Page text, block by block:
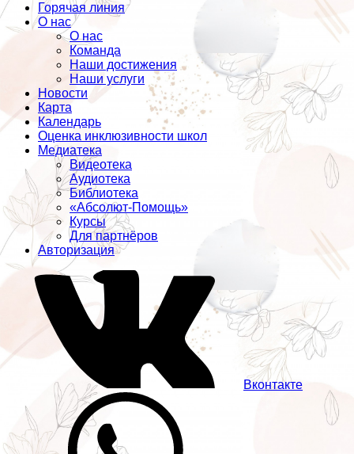
Горячая линия
О нас
О нас
Команда
Наши достижения
Наши услуги
Новости
Карта
Календарь
Оценка инклюзивности школ
Медиатека
Видеотека
Аудиотека
Библиотека
«Абсолют-Помощь»
Курсы
Для партнёров
Авторизация
Вконтакте